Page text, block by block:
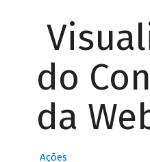
do
da
Ações